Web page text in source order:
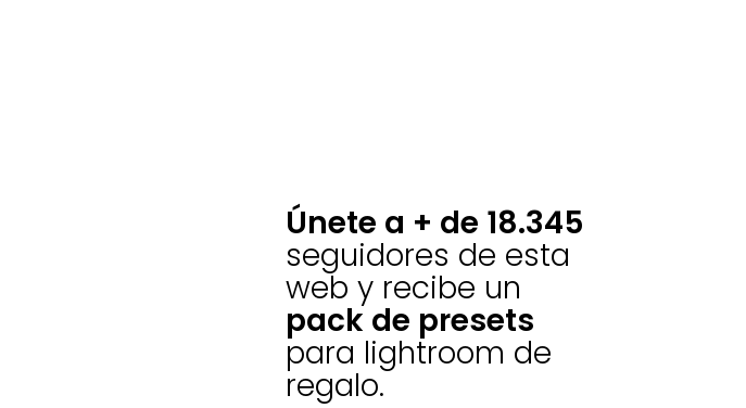
Únete a + de 18.345
seguidores de esta
web y recibe un
pack de presets
para lightroom de
regalo.